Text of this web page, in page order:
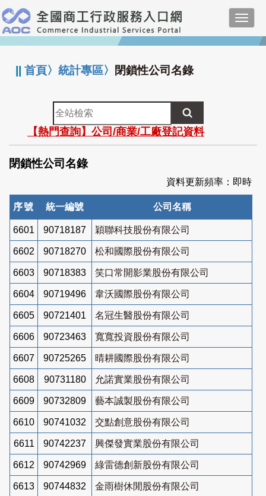
跳
到
主
要
:::
||首頁〉統計專區〉 閉鎖性公司名錄
全
站
檢
索
【熱門查詢】公司/商業/工廠登記資料
閉鎖性公司名錄
資料更新頻率：即時
序號 統一編號 公司名稱
6601 90718187 穎聯科技股份有限公司
6602 90718270 松和國際股份有限公司
6603 90718383 笑口常開影業股份有限公司
6604 90719496 韋沃國際股份有限公司
6605 90721401 名冠生醫股份有限公司
6606 90723463 寬寬投資股份有限公司
6607 90725265 晴耕國際股份有限公司
6608 90731180 允諾實業股份有限公司
6609 90732809 藝本誠製股份有限公司
6610 90741032 交點創意股份有限公司
6611 90742237 興傑發實業股份有限公司
6612 90742969 綠雷德創新股份有限公司
6613 90744832 金雨樹休閒股份有限公司